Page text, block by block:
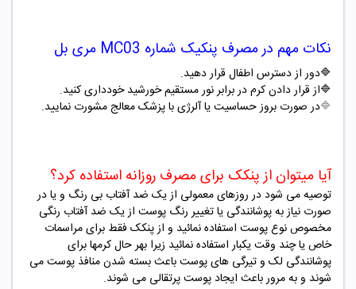
نکات مهم در مصرف پنکیک شماره MC03 مری بل
🔷دور از دسترس اطفال قرار دهید.
🔷از قرار دادن کرم در برابر نور مستقیم خورشید خودداری کنید.
🔷در صورت بروز حساسیت یا آلرژی با پزشک معالج مشورت نمایید.
آیا میتوان از پنکک برای مصرف روزانه استفاده کرد؟
توصیه می شود در روزهای معمولی از یک ضد آفتاب بی رنگ و یا در
صورت نیاز به پوشانندگی یا تغییر رنگ پوست از یک ضد آفتاب رنگی
مخصوص نوع پوست استفاده نمائید و از پنکک فقط برای مراسمات
خاص یا چند وقت یکبار استفاده نمائید زیرا بهر حال کرمها برای
پوشانندگی لک و تیرگی های پوست باعث بسته شدن منافذ پوست می
شوند و به مرور باعث ایجاد پوست پرتقالی می شوند.